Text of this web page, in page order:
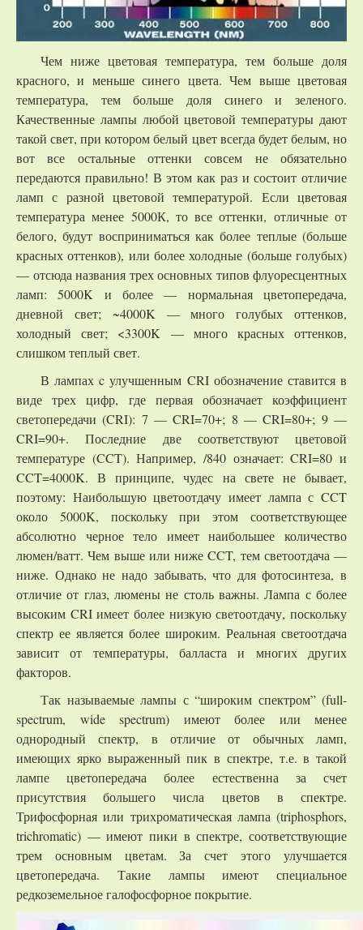
Чем ниже цветовая температура, тем больше доля
красного, и меньше синего цвета. Чем выше цветовая
температура, тем больше доля синего и зеленого.
Качественные лампы любой цветовой температуры дают
такой свет, при котором белый цвет всегда будет белым, но
вот все остальные оттенки совсем не обязательно
передаются правильно! В этом как раз и состоит отличие
ламп с разной цветовой температурой. Если цветовая
температура менее 5000К, то все оттенки, отличные от
белого, будут восприниматься как более теплые (больше
красных оттенков), или более холодные (больше голубых)
— отсюда названия трех основных типов флуоресцентных
ламп: 5000K и более — нормальная цветопередача,
дневной свет; ~4000K — много голубых оттенков,
холодный свет; <3300K — много красных оттенков,
слишком теплый свет.
В лампах c улучшенным CRI обозначение ставится в
виде трех цифр, где первая обозначает коэффициент
светопередачи (CRI): 7 — CRI=70+; 8 — CRI=80+; 9 —
CRI=90+. Последние две соответствуют цветовой
температуре (CCT). Например, /840 означает: CRI=80 и
CCT=4000K. В принципе, чудес на свете не бывает,
поэтому: Наибольшую цветоотдачу имеет лампа с CCT
около 5000K, поскольку при этом соответствующее
абсолютно черное тело имеет наибольшее количество
люмен/ватт. Чем выше или ниже CCT, тем светоотдача —
ниже. Однако не надо забывать, что для фотосинтеза, в
отличие от глаз, люмены не столь важны. Лампа с более
высоким CRI имеет более низкую светоотдачу, поскольку
спектр ее является более широким. Реальная светоотдача
зависит от температуры, балласта и многих других
факторов.
Так называемые лампы с “широким спектром” (full-
spectrum, wide spectrum) имеют более или менее
однородный спектр, в отличие от обычных ламп,
имеющих ярко выраженный пик в спектре, т.е. в такой
лампе цветопередача более естественна за счет
присутствия большего числа цветов в спектре.
Трифосфорная или трихроматическая лампа (triphosphors,
trichromatic) — имеют пики в спектре, соответствующие
трем основным цветам. За счет этого улучшается
цветопередача. Такие лампы имеют специальное
редкоземельное галофосфорное покрытие.